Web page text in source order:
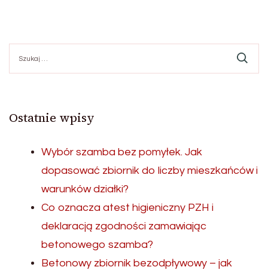
Ostatnie wpisy
Wybór szamba bez pomyłek. Jak
dopasować zbiornik do liczby mieszkańców i
warunków działki?
Co oznacza atest higieniczny PZH i
deklaracją zgodności zamawiając
betonowego szamba?
Betonowy zbiornik bezodpływowy – jak